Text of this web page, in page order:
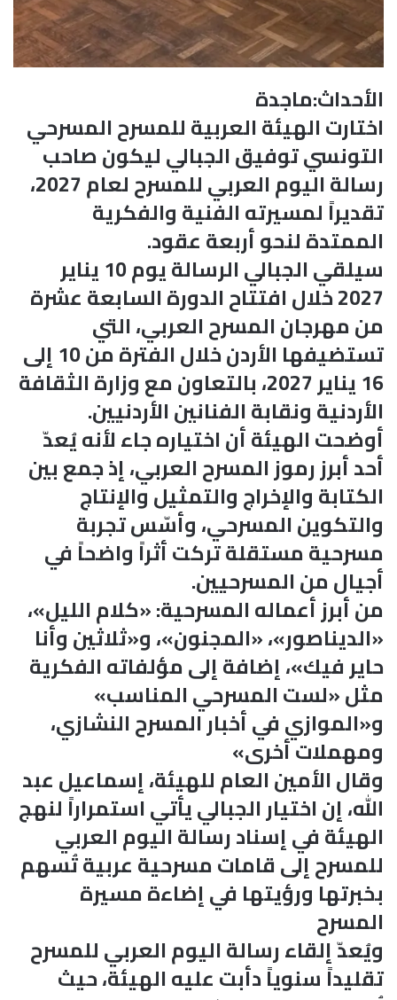
الأحداث:ماجدة
اختارت الهيئة العربية للمسرح المسرحي
التونسي توفيق الجبالي ليكون صاحب
رسالة اليوم العربي للمسرح لعام 2027،
تقديراً لمسيرته الفنية والفكرية
الممتدة لنحو أربعة عقود.
سيلقي الجبالي الرسالة يوم 10 يناير
2027 خلال افتتاح الدورة السابعة عشرة
من مهرجان المسرح العربي، التي
تستضيفها الأردن خلال الفترة من 10 إلى
16 يناير 2027، بالتعاون مع وزارة الثقافة
الأردنية ونقابة الفنانين الأردنيين.
أوضحت الهيئة أن اختياره جاء لأنه يُعدّ
أحد أبرز رموز المسرح العربي، إذ جمع بين
الكتابة والإخراج والتمثيل والإنتاج
والتكوين المسرحي، وأسّس تجربة
مسرحية مستقلة تركت أثراً واضحاً في
أجيال من المسرحيين.
من أبرز أعماله المسرحية: «كلام الليل»،
«الديناصور»، «المجنون»، و«ثلاثين وأنا
حاير فيك»، إضافة إلى مؤلفاته الفكرية
مثل «لست المسرحي المناسب»
و«الموازي في أخبار المسرح النشازي،
ومهملات أخرى»
وقال الأمين العام للهيئة، إسماعيل عبد
الله، إن اختيار الجبالي يأتي استمراراً لنهج
الهيئة في إسناد رسالة اليوم العربي
للمسرح إلى قامات مسرحية عربية تُسهم
بخبرتها ورؤيتها في إضاءة مسيرة
المسرح
ويُعدّ إلقاء رسالة اليوم العربي للمسرح
تقليداً سنوياً دأبت عليه الهيئة، حيث